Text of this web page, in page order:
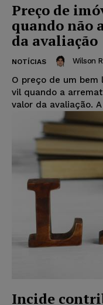
Preço de
quando não
da avaliação
NOTÍCIAS Wilson
O preço de um bem
vil quando a
valor da avaliação.
Incide